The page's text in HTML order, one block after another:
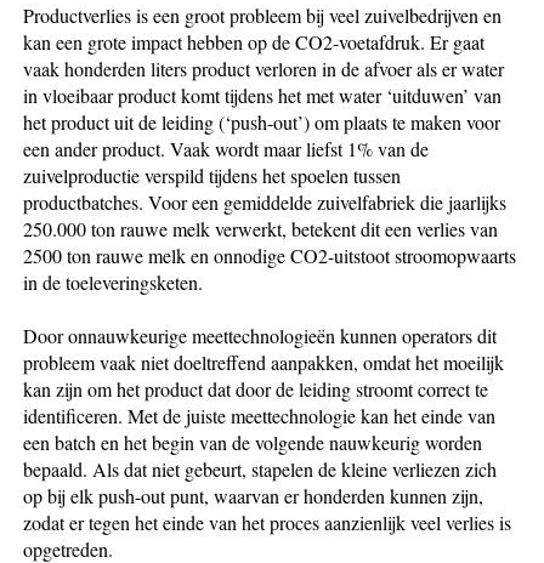
Productverlies is een groot probleem bij veel zuivelbedrijven en
kan een grote impact hebben op de CO2-voetafdruk. Er gaat
vaak honderden liters product verloren in de afvoer als er water
in vloeibaar product komt tijdens het met water ‘uitduwen’ van
het product uit de leiding (‘push-out’) om plaats te maken voor
een ander product. Vaak wordt maar liefst 1% van de
zuivelproductie verspild tijdens het spoelen tussen
productbatches. Voor een gemiddelde zuivelfabriek die jaarlijks
250.000 ton rauwe melk verwerkt, betekent dit een verlies van
2500 ton rauwe melk en onnodige CO2-uitstoot stroomopwaarts
in de toeleveringsketen.
Door onnauwkeurige meettechnologieën kunnen operators dit
probleem vaak niet doeltreffend aanpakken, omdat het moeilijk
kan zijn om het product dat door de leiding stroomt correct te
identificeren. Met de juiste meettechnologie kan het einde van
een batch en het begin van de volgende nauwkeurig worden
bepaald. Als dat niet gebeurt, stapelen de kleine verliezen zich
op bij elk push-out punt, waarvan er honderden kunnen zijn,
zodat er tegen het einde van het proces aanzienlijk veel verlies is
opgetreden.